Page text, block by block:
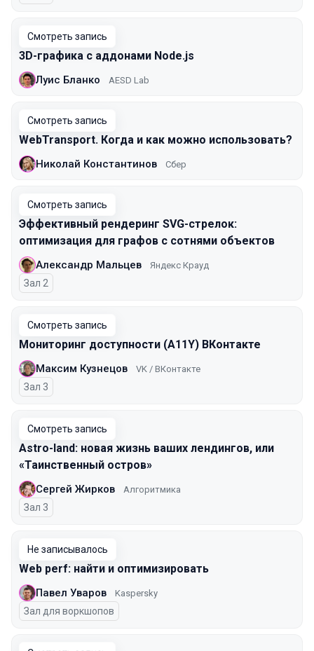
Смотреть запись
3D-графика с аддонами Node.js
Луис Бланко AESD Lab
Смотреть запись
WebTransport. Когда и как можно использовать?
Николай Константинов Сбер
Смотреть запись
Эффективный рендеринг SVG-стрелок:
оптимизация для графов с сотнями объектов
Александр Мальцев Яндекс Крауд
Зал 2
Смотреть запись
Мониторинг доступности (A11Y) ВКонтакте
Максим Кузнецов VK / ВКонтакте
Зал 3
Смотреть запись
Astro-land: новая жизнь ваших лендингов, или
«Таинственный остров»
Сергей Жирков Алгоритмика
Зал 3
Не записывалось
Web perf: найти и оптимизировать
Павел Уваров Kaspersky
Зал для воркшопов